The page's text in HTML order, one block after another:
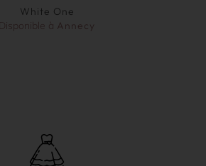
White One
Disponible à Annecy